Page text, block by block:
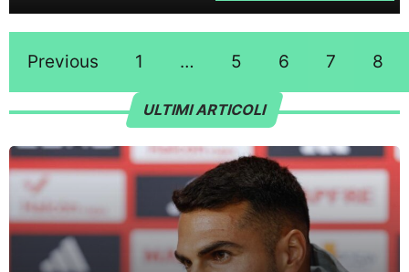
Previous 1 … 5 6 7 8
ULTIMI ARTICOLI